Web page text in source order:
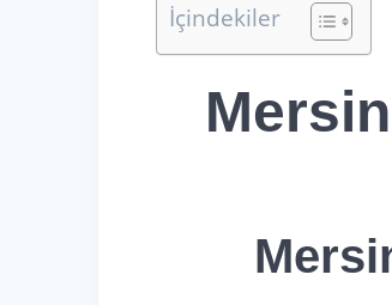
İçindekiler